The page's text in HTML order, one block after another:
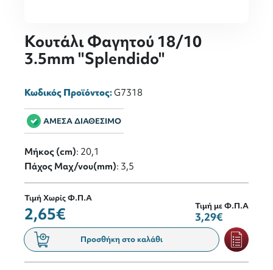
Κουτάλι Φαγητού 18/10
3.5mm "Splendido"
Κωδικός Προϊόντος:G7318
ΑΜΕΣΑ ΔΙΑΘΕΣΙΜΟ
Μήκος (cm): 20,1
Πάχος Μαχ/νου(mm): 3,5
Τιμή Χωρίς Φ.Π.Α
2,65€ Τιμή με Φ.Π.Α
3,29€
Προσθήκη στο καλάθι